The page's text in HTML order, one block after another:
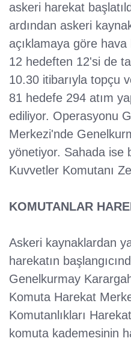
askeri harekat
ardından askeri
açıklamaya göre
12 hedeften 12'si de
10.30 itibarıyla topçu
81 hedefe 294 atım
ediliyor. Operasyonu
Merkezi'nde
yönetiyor. Sahada ise
Kuvvetler Komutanı
KOMUTANLAR
Askeri kaynaklardan
harekatın
Genelkurmay
Komuta Harekat
Komutanlıkları
komuta kademesinin